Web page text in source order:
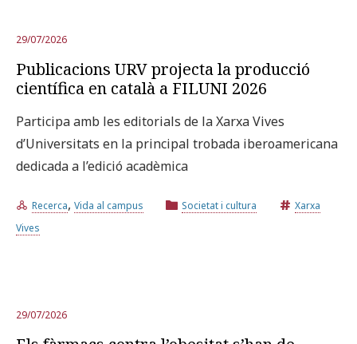
29/07/2026
Publicacions URV projecta la producció
científica en català a FILUNI 2026
Participa amb les editorials de la Xarxa Vives
d’Universitats en la principal trobada iberoamericana
dedicada a l’edició acadèmica
Recerca, Vida al campus Societat i cultura
Xarxa
Vives
29/07/2026